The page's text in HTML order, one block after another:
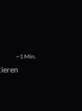
~1 Min.